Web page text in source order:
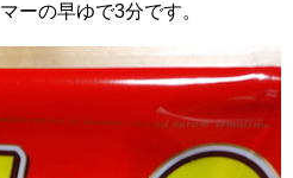
ーの早ゆで3分です。